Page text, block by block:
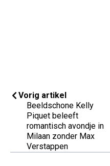
Vorig artikel
Beeldschone Kelly
Piquet beleeft
romantisch avondje in
Milaan zonder Max
Verstappen